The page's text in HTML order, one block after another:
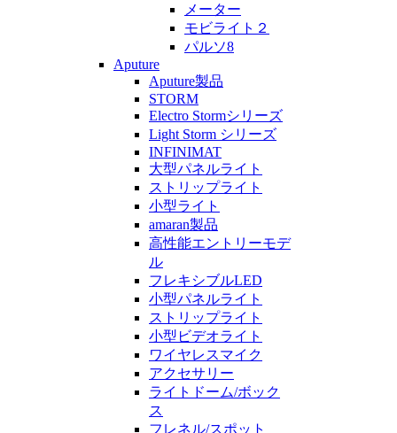
メーター
モビライト２
パルソ8
Aputure
Aputure製品
STORM
Electro Stormシリーズ
Light Storm シリーズ
INFINIMAT
大型パネルライト
ストリップライト
小型ライト
amaran製品
高性能エントリーモデ
ル
フレキシブルLED
小型パネルライト
ストリップライト
小型ビデオライト
ワイヤレスマイク
アクセサリー
ライトドーム/ボック
ス
フレネル/スポット